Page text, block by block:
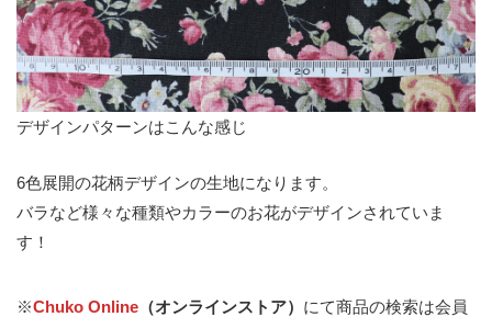
デザインパターンはこんな感じ
6色展開の花柄デザインの生地になります。
バラなど様々な種類やカラーのお花がデザインされていま
す！
※Chuko Online （オンラインストア） にて商品の検索は会員